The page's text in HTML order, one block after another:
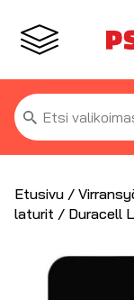
Etsi:
Etusivu /
laturit / Duracell